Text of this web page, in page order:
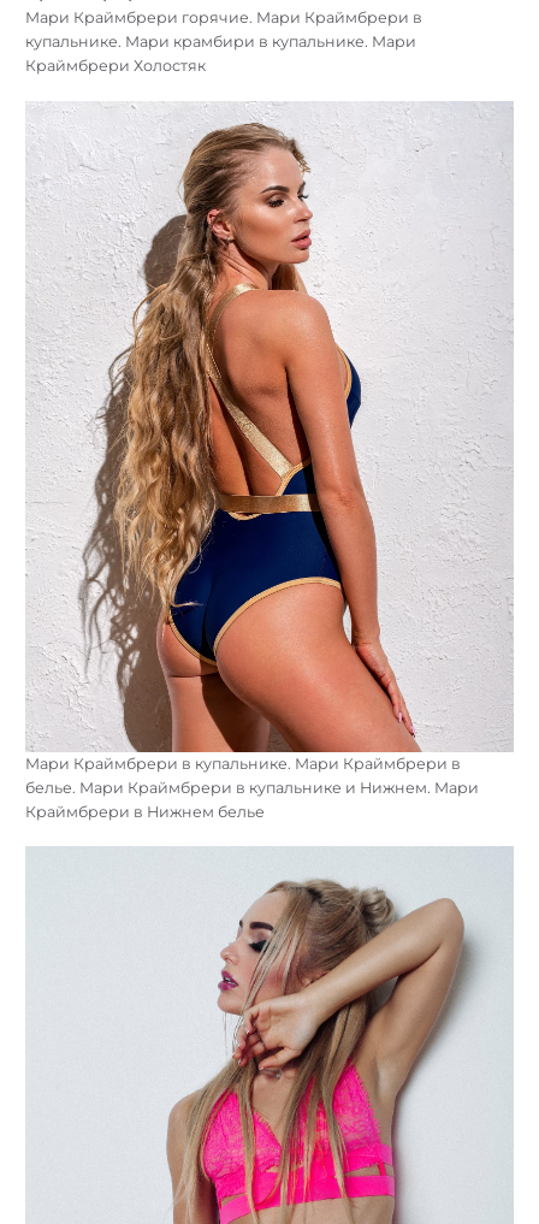
Мари Краймбрери горячие. Мари Краймбрери в
купальнике. Мари крамбири в купальнике. Мари
Краймбрери Холостяк
Мари Краймбрери в купальнике. Мари Краймбрери в
белье. Мари Краймбрери в купальнике и Нижнем. Мари
Краймбрери в Нижнем белье